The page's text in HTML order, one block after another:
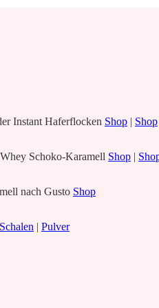
Instant Haferflocken Shop | Shop
Schoko-Karamell Shop |
nach Gusto Shop
Schalen | Pulver